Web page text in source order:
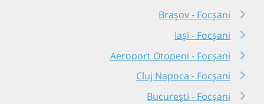
Brașov - Focșani
Iași - Focșani
Aeroport Otopeni - Focșani
Cluj Napoca - Focșani
București - Focșani